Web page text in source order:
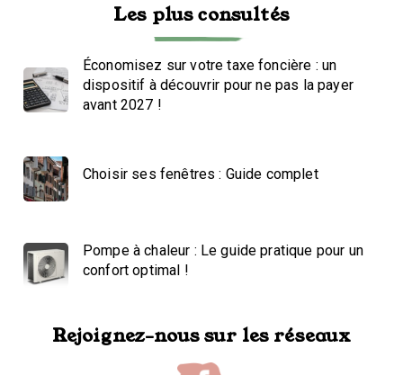
Les plus consultés
Économisez sur votre taxe foncière : un
dispositif à découvrir pour ne pas la payer
avant 2027 !
Choisir ses fenêtres : Guide complet
Pompe à chaleur : Le guide pratique pour un
confort optimal !
Rejoignez-nous sur les réseaux